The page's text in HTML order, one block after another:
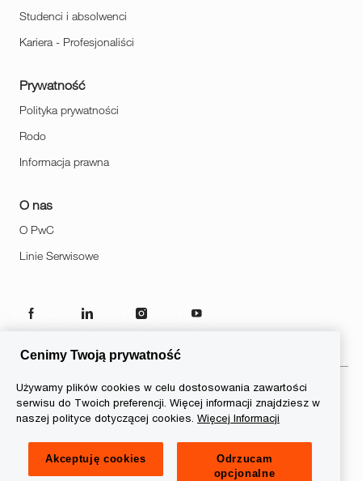
Studenci i absolwenci
Kariera - Profesjonaliści
Prywatność
Polityka prywatności
Rodo
Informacja prawna
O nas
O PwC
Linie Serwisowe
follow
© 2026 PwC. Wszelkie prawa
sieci PwC, z których każda
Cenimy Twoją prywatność
Używamy plików cookies w celu dostosowania zawartości
serwisu do Twoich preferencji. Więcej informacji znajdziesz w
naszej polityce dotyczącej cookies. Więcej Informacji
Akceptuję cookies
Odrzucam
opcjonalne